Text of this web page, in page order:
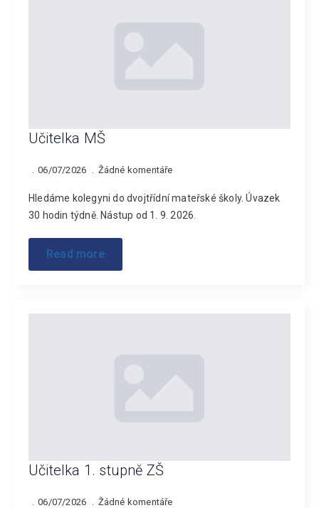
Učitelka MŠ
06/07/2026 Žádné komentáře
Hledáme kolegyni do dvojtřídní mateřské školy. Úvazek
30 hodin týdně. Nástup od 1. 9. 2026.
Read more
Učitelka 1. stupně ZŠ
06/07/2026 Žádné komentáře